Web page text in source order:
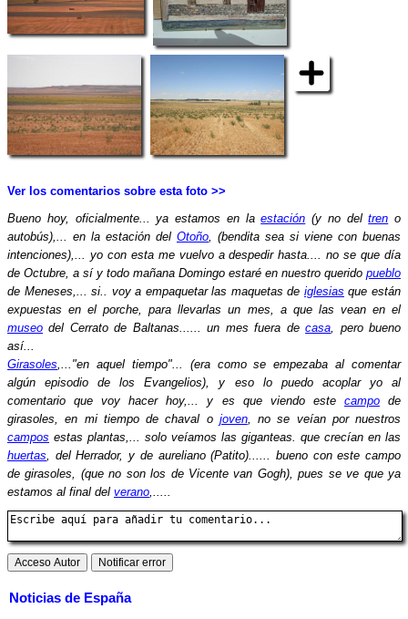
Ver los comentarios sobre esta foto >>
Bueno hoy, oficialmente... ya estamos en laestación (y no deltren o
autobús),... en la estación del Otoño, (bendita sea si viene con buenas
intenciones),... yo con esta me vuelvo a despedir hasta.... no se que día
de Octubre, a sí y todo mañana Domingo estaré en nuestro querido pueblo
de Meneses,... si.. voy a empaquetar las maquetas de iglesias que están
expuestas en el porche, para llevarlas un mes, a que las vean en el
museo del Cerrato de Baltanas...... un mes fuera decasa, pero bueno
así...
Girasoles,..."en aquel tiempo"... (era como se empezaba al comentar
algún episodio de los Evangelios), y eso lo puedo acoplar yo al
comentario que voy hacer hoy,... y es que viendo este campode
girasoles, en mi tiempo de chaval o joven, no se veían por nuestros
campos estas plantas,... solo veíamos las giganteas. que crecían en las
huertas, del Herrador, y de aureliano (Patito)...... bueno con este campo
de girasoles, (que no son los de Vicente van Gogh), pues se ve que ya
estamos al final del verano,.....
Noticias de España